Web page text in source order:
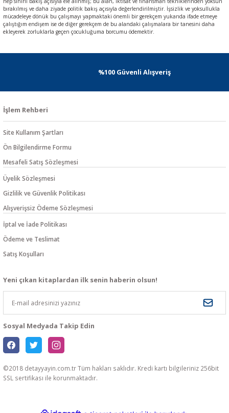
bırakılmış ve daha ziyade politik bakış açısıyla değerlendirilmiştir. İşsizlik ve yoksullukla
mücadeleye dönük bu çalışmayı yapmaktaki önemli bir gerekçem yukarıda ifade etmeye
çalıştığım endişem ise de diğer gerekçem de bu alandaki çalışmalara bir tanesini daha
ekleyerek zorluklarla geçen çocukluğuma borcumu ödemektir.
%100 Güvenli Alışveriş
İşlem Rehberi
Site Kullanım Şartları
Ön Bilgilendirme Formu
Mesafeli Satış Sözleşmesi
Üyelik Sözleşmesi
Gizlilik ve Güvenlik Politikası
Alışverişsiz Ödeme Sözleşmesi
İptal ve İade Politikası
Ödeme ve Teslimat
Satış Koşulları
Yeni çıkan kitaplardan ilk senin haberin olsun!
Sosyal Medyada Takip Edin
©2018 detayyayin.com.tr Tüm hakları saklıdır. Kredi kartı bilgileriniz 256bit
SSL sertifikası ile korunmaktadır.